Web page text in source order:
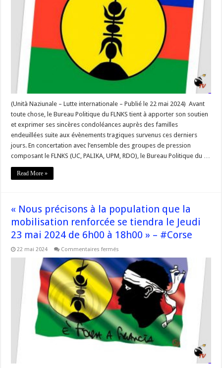
en
garde
l’Etat
sur
la
nature
et
les
méthodes
d’interventions
des
forces
de
de
gendarmerie
de
(Unità Naziunale – Lutte internationale – Publié le 22 mai 2024) Avant
toute chose, le Bureau Politique du FLNKS tient à apporter son soutien
et exprimer ses sincères condoléances auprès des familles
endeuillées suite aux évènements tragiques survenus ces derniers
jours. En concertation avec l’ensemble des groupes de pression
composant le FLNKS (UC, PALIKA, UPM, RDO), le Bureau Politique du …
Read More »
« Nous précisons à la population que la
mobilisation renforcée se tiendra le Jeudi
23 mai 2024 de 6h00 à 18h00 » – #Corse
22 mai 2024 Commentaires fermés
précisons
la
population
que
mobilisation
renforcée
se
tiendra
le
Jeudi
23
mai